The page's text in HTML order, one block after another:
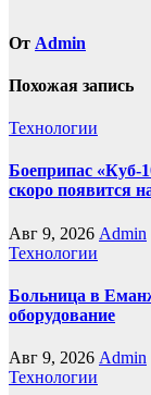
От Admin
Похожая запись
Технологии
Боеприпас
скоро появится
Авг 9, 2026 Admin
Технологии
Больница в
оборудование
Авг 9, 2026 Admin
Технологии